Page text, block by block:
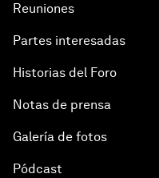
Reuniones
Partes interesadas
Historias del Foro
Notas de prensa
Galería de fotos
Pódcast